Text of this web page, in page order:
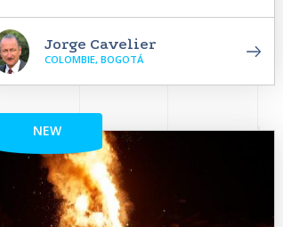
Jorge Cavelier
COLOMBIE, BOGOTÁ
NEW